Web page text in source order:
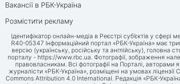
Вакансії в РБК-Україна
Розмістити рекламу
Ідентифікатор онлайн-медіа в Реєстрі суб’єктів у сфері
R40-05347 Інформаційний портал «РБК-Україна» має
версію (українську, російську та англійську), головна
порталу - https://www.rbc.ua. Фотографії, зображення
правовласникам. Всі фотографії на Порталі, авторами
журналісти «РБК-Україна», розміщені на умовах ліцензії
Commons Attribution 4.0 International. Редакція «РБК-